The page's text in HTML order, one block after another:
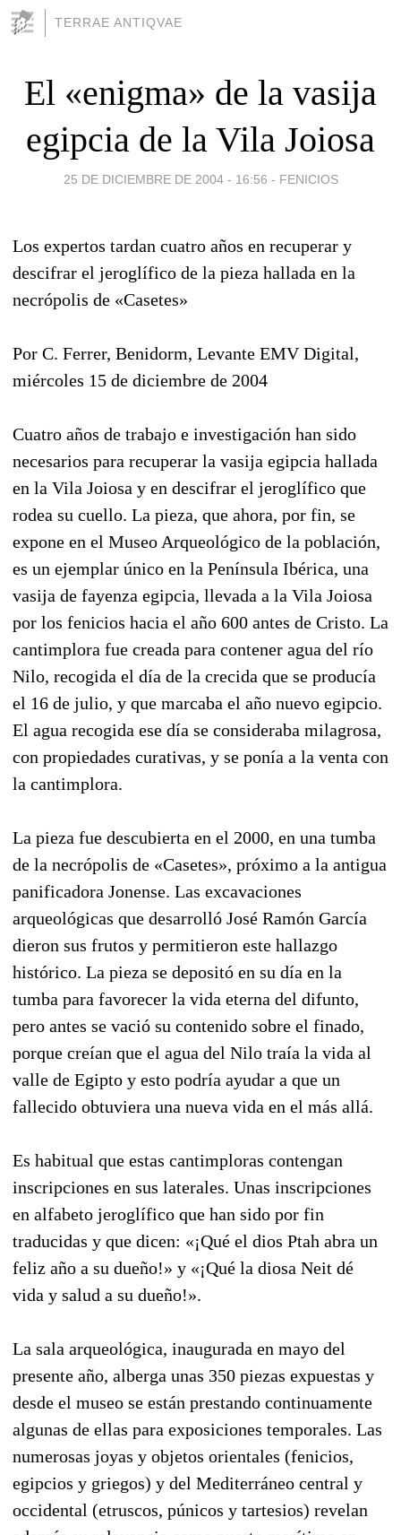
TERRAE ANTIQVAE
El «enigma» de la vasija
egipcia de la Vila Joiosa
25 DE DICIEMBRE DE 2004 - 16:56 - FENICIOS
Los expertos tardan cuatro años en recuperar y
descifrar el jeroglífico de la pieza hallada en la
necrópolis de «Casetes»
Por C. Ferrer, Benidorm, Levante EMV Digital,
miércoles 15 de diciembre de 2004
Cuatro años de trabajo e investigación han sido
necesarios para recuperar la vasija egipcia hallada
en la Vila Joiosa y en descifrar el jeroglífico que
rodea su cuello. La pieza, que ahora, por fin, se
expone en el Museo Arqueológico de la población,
es un ejemplar único en la Península Ibérica, una
vasija de fayenza egipcia, llevada a la Vila Joiosa
por los fenicios hacia el año 600 antes de Cristo. La
cantimplora fue creada para contener agua del río
Nilo, recogida el día de la crecida que se producía
el 16 de julio, y que marcaba el año nuevo egipcio.
El agua recogida ese día se consideraba milagrosa,
con propiedades curativas, y se ponía a la venta con
la cantimplora.
La pieza fue descubierta en el 2000, en una tumba
de la necrópolis de «Casetes», próximo a la antigua
panificadora Jonense. Las excavaciones
arqueológicas que desarrolló José Ramón García
dieron sus frutos y permitieron este hallazgo
histórico. La pieza se depositó en su día en la
tumba para favorecer la vida eterna del difunto,
pero antes se vació su contenido sobre el finado,
porque creían que el agua del Nilo traía la vida al
valle de Egipto y esto podría ayudar a que un
fallecido obtuviera una nueva vida en el más allá.
Es habitual que estas cantimploras contengan
inscripciones en sus laterales. Unas inscripciones
en alfabeto jeroglífico que han sido por fin
traducidas y que dicen: «¡Qué el dios Ptah abra un
feliz año a su dueño!» y «¡Qué la diosa Neit dé
vida y salud a su dueño!».
La sala arqueológica, inaugurada en mayo del
presente año, alberga unas 350 piezas expuestas y
desde el museo se están prestando continuamente
algunas de ellas para exposiciones temporales. Las
numerosas joyas y objetos orientales (fenicios,
egipcios y griegos) y del Mediterráneo central y
occidental (etruscos, púnicos y tartesios) revelan